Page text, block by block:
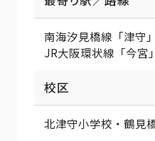
南海汐見橋線「津守
JR大阪環状線「今宮
校区
北津守小学校・鶴見